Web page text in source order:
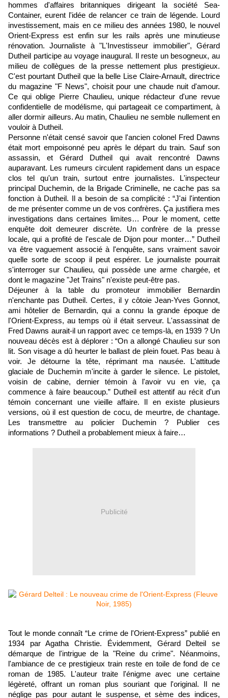
hommes d'affaires britanniques dirigeant la société Sea-
Container, eurent l'idée de relancer ce train de légende. Lourd
investissement, mais en ce milieu des années 1980, le nouvel
Orient-Express est enfin sur les rails après une minutieuse
rénovation. Journaliste à "L'Investisseur immobilier", Gérard
Dutheil participe au voyage inaugural. Il reste un besogneux, au
milieu de collègues de la presse nettement plus prestigieux.
C'est pourtant Dutheil que la belle Lise Claire-Arnault, directrice
du magazine "F News", choisit pour une chaude nuit d'amour.
Ce qui oblige Pierre Chaulieu, unique rédacteur d'une revue
confidentielle de modélisme, qui partageait ce compartiment, à
aller dormir ailleurs. Au matin, Chaulieu ne semble nullement en
vouloir à Dutheil.
Personne n'était censé savoir que l'ancien colonel Fred Dawns
était mort empoisonné peu après le départ du train. Sauf son
assassin, et Gérard Dutheil qui avait rencontré Dawns
auparavant. Les rumeurs circulent rapidement dans un espace
clos tel qu'un train, surtout entre journalistes. L'inspecteur
principal Duchemin, de la Brigade Criminelle, ne cache pas sa
fonction à Dutheil. Il a besoin de sa complicité : “J'ai l'intention
de me présenter comme un de vos confrères. Ça justifiera mes
investigations dans certaines limites… Pour le moment, cette
enquête doit demeurer discrète. Un confrère de la presse
locale, qui a profité de l'escale de Dijon pour monter…” Dutheil
va être vaguement associé à l'enquête, sans vraiment savoir
quelle sorte de scoop il peut espérer. Le journaliste pourrait
s'interroger sur Chaulieu, qui possède une arme chargée, et
dont le magazine "Jet Trains" n'existe peut-être pas.
Déjeuner à la table du promoteur immobilier Bernardin
n'enchante pas Dutheil. Certes, il y côtoie Jean-Yves Gonnot,
ami hôtelier de Bernardin, qui a connu la grande époque de
l'Orient-Express, au temps où il était serveur. L'assassinat de
Fred Dawns aurait-il un rapport avec ce temps-là, en 1939 ? Un
nouveau décès est à déplorer : “On a allongé Chaulieu sur son
lit. Son visage a dû heurter le ballast de plein fouet. Pas beau à
voir. Je détourne la tête, réprimant ma nausée. L'attitude
glaciale de Duchemin m'incite à garder le silence. Le pistolet,
voisin de cabine, dernier témoin à l'avoir vu en vie, ça
commence à faire beaucoup.” Dutheil est attentif au récit d'un
témoin concernant une vieille affaire. Il en existe plusieurs
versions, où il est question de cocu, de meurtre, de chantage.
Les transmettre au policier Duchemin ? Publier ces
informations ? Dutheil a probablement mieux à faire…
Publicité
Tout le monde connaît “Le crime de l'Orient-Express” publié en
1934 par Agatha Christie. Évidemment, Gérard Delteil se
démarque de l'intrigue de la "Reine du crime". Néanmoins,
l'ambiance de ce prestigieux train reste en toile de fond de ce
roman de 1985. L'auteur traite l'énigme avec une certaine
légèreté, offrant un roman plus souriant que l'original. Il ne
néglige pas pour autant le suspense, et sème des indices,